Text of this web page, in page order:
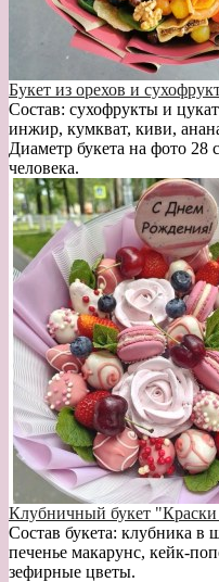
Букет из орехов и
Состав: сухофрукты и
инжир, кумкват, киви,
Диаметр букета на фото 28
человека.
Клубничный букет "Краски
Состав букета: клубника в
печенье макарунс, кейк-
зефирные цветы.